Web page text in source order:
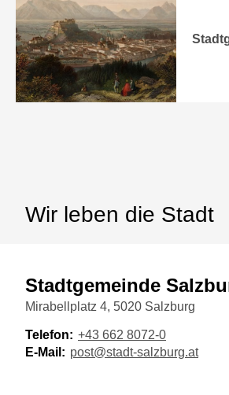
Wir leben die Stadt
Stadtgemeinde
Mirabellplatz 4, 5020 Salzburg
Telefon: +43 662 8072-0
E-Mail: post@stadt-salzburg.at